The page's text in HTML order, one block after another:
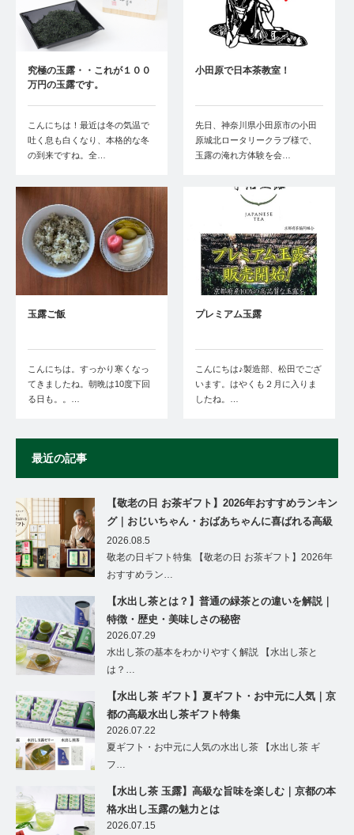
究極の玉露・・これが１００
万円の玉露です。
こんにちは！最近は冬の気温で
吐く息も白くなり、本格的な冬
の到来ですね。全…
小田原で日本茶教室！
先日、神奈川県小田原市の小田
原城北ロータリークラブ様で、
玉露の淹れ方体験を会…
玉露ご飯
こんにちは。すっかり寒くなっ
てきましたね。朝晩は10度下回
る日も。。…
プレミアム玉露
こんにちは♪製造部、松田でござ
います。はやくも２月に入りま
したね。…
最近の記事
【敬老の日 お茶ギフト】2026年おすすめランキン
グ｜おじいちゃん・おばあちゃんに喜ばれる高級
茶ギフト特集
2026.08.5
敬老の日ギフト特集 【敬老の日 お茶ギフト】2026年
おすすめラン…
【水出し茶とは？】普通の緑茶との違いを解説｜
特徴・歴史・美味しさの秘密
2026.07.29
水出し茶の基本をわかりやすく解説 【水出し茶と
は？…
【水出し茶 ギフト】夏ギフト・お中元に人気｜京
都の高級水出し茶ギフト特集
2026.07.22
夏ギフト・お中元に人気の水出し茶 【水出し茶 ギ
フ…
【水出し茶 玉露】高級な旨味を楽しむ｜京都の本
格水出し玉露の魅力とは
2026.07.15